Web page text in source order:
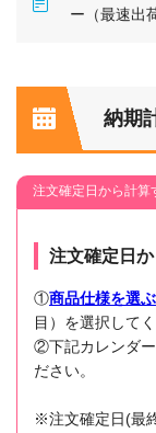
ー（最速出
納期
注文確定日から計算
注文確定日
①商品仕様を選ぶ
目）を選択してく
②下記カレンダー
ださい。
※注文確定日(最